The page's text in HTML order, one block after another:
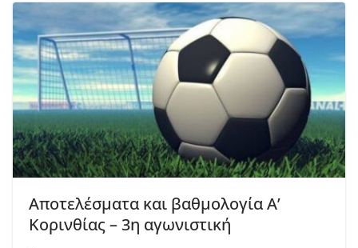
Αποτελέσματα και βαθμολογία Α’
Κορινθίας – 3η αγωνιστική